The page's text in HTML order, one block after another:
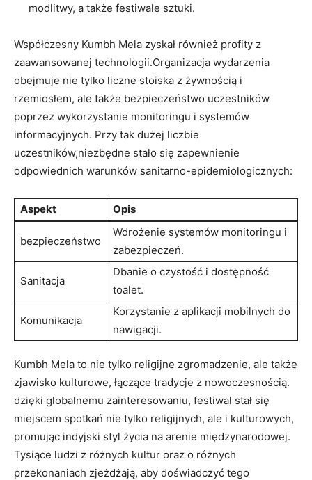
modlitwy, a także festiwale sztuki.
Współczesny Kumbh Mela zyskał również profity z
zaawansowanej technologii.Organizacja wydarzenia
obejmuje nie tylko liczne stoiska z żywnością i
rzemiosłem, ale także bezpieczeństwo uczestników
poprzez wykorzystanie monitoringu i systemów
informacyjnych. Przy tak dużej liczbie
uczestników,niezbędne stało się zapewnienie
odpowiednich warunków sanitarno-epidemiologicznych:
Aspekt Opis
bezpieczeństwo
Wdrożenie systemów monitoringu i
zabezpieczeń.
Sanitacja
Dbanie o czystość i dostępność
toalet.
Komunikacja
Korzystanie z aplikacji mobilnych do
nawigacji.
Kumbh Mela to nie tylko religijne zgromadzenie, ale także
zjawisko kulturowe, łączące tradycje z nowoczesnością.
dzięki globalnemu zainteresowaniu, festiwal stał się
miejscem spotkań nie tylko religijnych, ale i kulturowych,
promując indyjski styl życia na arenie międzynarodowej.
Tysiące ludzi z różnych kultur oraz o różnych
przekonaniach zjeżdżają, aby doświadczyć tego